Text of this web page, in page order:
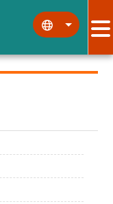
::: :::